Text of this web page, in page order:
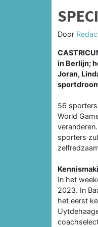
Door
in Berlijn;
Joran,
56
World
sporters
In het
2023. In
het eerst